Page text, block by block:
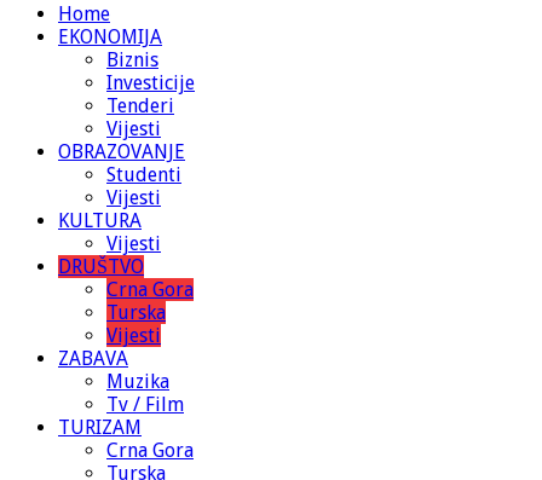
Home
EKONOMIJA
Biznis
Investicije
Tenderi
Vijesti
OBRAZOVANJE
Studenti
Vijesti
KULTURA
Vijesti
DRUŠTVO
Crna Gora
Turska
Vijesti
ZABAVA
Muzika
Tv / Film
TURIZAM
Crna Gora
Turska